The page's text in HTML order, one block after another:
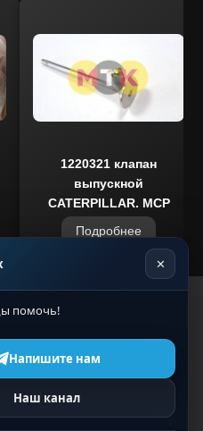
виде, готова к
позволяет
поставки по всей
MTK, вы
качество,
1220321 клапан
выпускной
CATERPILLAR, MCP
Подробнее
ул.
✕
помочь!
Напишите нам
Наш канал